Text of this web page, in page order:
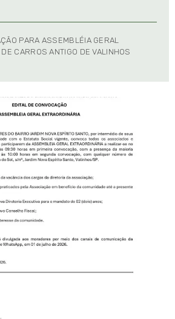
PARA ASSEMBLÉIA GERAL
CARROS ANTIGO DE VALINHOS